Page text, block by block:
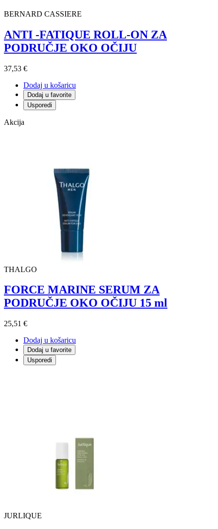
BERNARD CASSIERE
ANTI -FATIQUE ROLL-ON ZA
PODRUČJE OKO OČIJU
37,53 €
Dodaj u košaricu
Dodaj u favorite
Usporedi
Akcija
THALGO
FORCE MARINE SERUM ZA
PODRUČJE OKO OČIJU 15 ml
25,51 €
Dodaj u košaricu
Dodaj u favorite
Usporedi
JURLIQUE